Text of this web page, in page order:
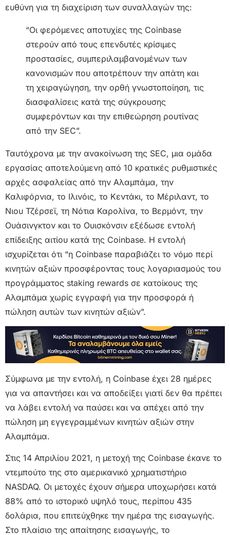
ευθύνη για τη διαχείριση των συναλλαγών της:
“Οι φερόμενες αποτυχίες της Coinbase
στερούν από τους επενδυτές κρίσιμες
προστασίες, συμπεριλαμβανομένων των
κανονισμών που αποτρέπουν την απάτη και
τη χειραγώγηση, την ορθή γνωστοποίηση, τις
διασφαλίσεις κατά της σύγκρουσης
συμφερόντων και την επιθεώρηση ρουτίνας
από την SEC”.
Ταυτόχρονα με την ανακοίνωση της SEC, μια ομάδα
εργασίας αποτελούμενη από 10 κρατικές ρυθμιστικές
αρχές ασφαλείας από την Αλαμπάμα, την
Καλιφόρνια, το Ιλινόις, το Κεντάκι, το Μέριλαντ, το
Νιου Τζέρσεϊ, τη Νότια Καρολίνα, το Βερμόντ, την
Ουάσινγκτον και το Ουισκόνσιν εξέδωσε εντολή
επίδειξης αιτίου κατά της Coinbase. Η εντολή
ισχυρίζεται ότι “η Coinbase παραβιάζει το νόμο περί
κινητών αξιών προσφέροντας τους λογαριασμούς του
προγράμματος staking rewards σε κατοίκους της
Αλαμπάμα χωρίς εγγραφή για την προσφορά ή
πώληση αυτών των κινητών αξιών”.
Σύμφωνα με την εντολή, η Coinbase έχει 28 ημέρες
για να απαντήσει και να αποδείξει γιατί δεν θα πρέπει
να λάβει εντολή να παύσει και να απέχει από την
πώληση μη εγγεγραμμένων κινητών αξιών στην
Αλαμπάμα.
Στις 14 Απριλίου 2021, η μετοχή της Coinbase έκανε το
ντεμπούτο της στο αμερικανικό χρηματιστήριο
NASDAQ. Οι μετοχές έχουν σήμερα υποχωρήσει κατά
88% από το ιστορικό υψηλό τους, περίπου 435
δολάρια, που επιτεύχθηκε την ημέρα της εισαγωγής.
Στο πλαίσιο της απαίτησης εισαγωγής, το